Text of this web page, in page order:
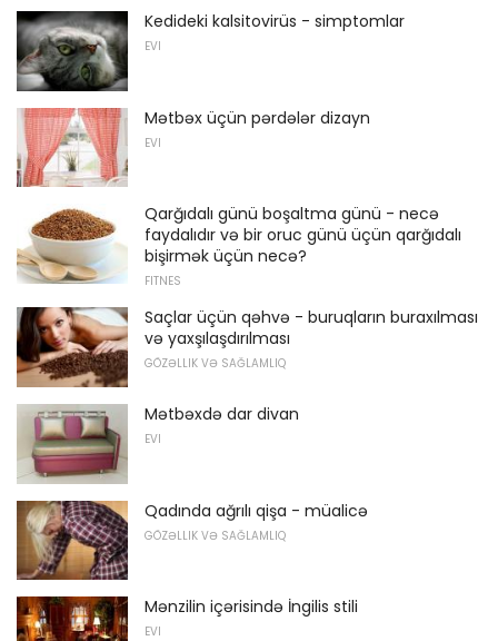
Kedideki kalsitovirüs - simptomlar
EVI
Mətbəx üçün pərdələr dizayn
EVI
Qarğıdalı günü boşaltma günü - necə
faydalıdır və bir oruc günü üçün qarğıdalı
bişirmək üçün necə?
FITNES
Saçlar üçün qəhvə - buruqların buraxılması
və yaxşılaşdırılması
GÖZƏLLIK VƏ SAĞLAMLIQ
Mətbəxdə dar divan
EVI
Qadında ağrılı qişa - müalicə
GÖZƏLLIK VƏ SAĞLAMLIQ
Mənzilin içərisində İngilis stili
EVI